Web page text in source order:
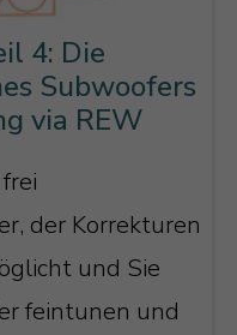
4: Die
Subwoofers
via REW
der Korrekturen
und Sie
feintunen und